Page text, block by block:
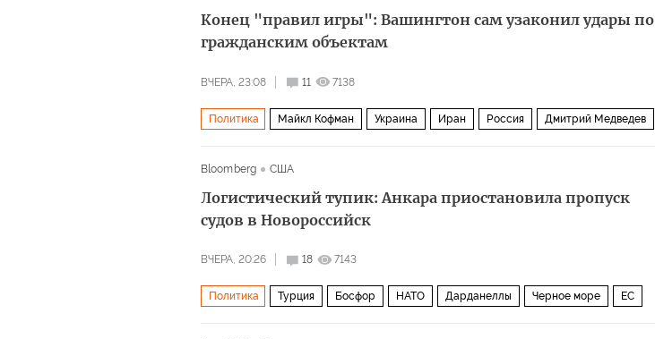
Конец "правил игры": Вашингтон сам узаконил удары по
гражданским объектам
ВЧЕРА, 23:08 11 7138
Политика Майкл Кофман Украина Иран Россия Дмитрий Медведев
Bloomberg
США
Логистический тупик: Анкара приостановила пропуск
судов в Новороссийск
ВЧЕРА, 20:26 18 7143
Политика Турция Босфор НАТО Дарданеллы Черное море ЕС